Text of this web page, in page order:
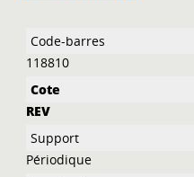
Liste des exemplaires
118810
REV
Périodique